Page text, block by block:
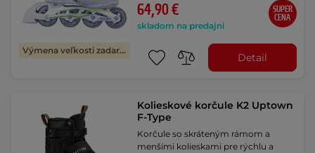
Výmena veľkosti zadarmo
64,90 €
skladom na predajni
SUPER
CENA
Detail
Kolieskové korčule K2 Uptown
F-Type
Korčule so skráteným rámom a
menšími kolieskami pre rýchlu a